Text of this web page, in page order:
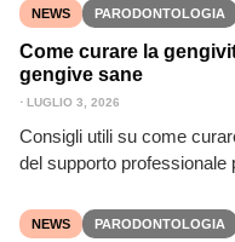
NEWS PARODONTOLOGIA
Come curare la
gengive sane
⋅ LUGLIO 3, 2026
Consigli utili su come
del supporto professionale
NEWS PARODONTOLOGIA